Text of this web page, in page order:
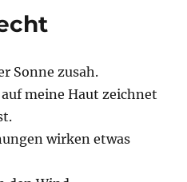
Sonne zusah.
meine Haut zeichnet
wirken etwas